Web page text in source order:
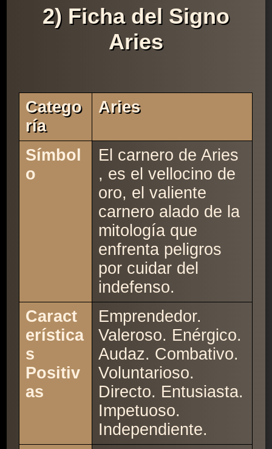
2) Ficha del Signo
Aries
Catego
Ría
Aries
Símbol
o
El carnero de Aries
, es el vellocino de
oro, el valiente
carnero alado de la
mitología que
enfrenta peligros
por cuidar del
indefenso.
Caract
erística
s
Positiv
as
Emprendedor.
Valeroso. Enérgico.
Audaz. Combativo.
Voluntarioso.
Directo. Entusiasta.
Impetuoso.
Independiente.